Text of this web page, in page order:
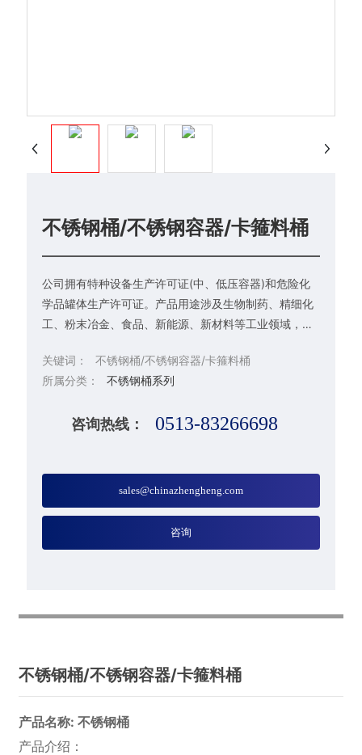
不锈钢桶/不锈钢容器/卡箍料桶
公司拥有特种设备生产许可证(中、低压容器)和危险化
学品罐体生产许可证。产品用途涉及生物制药、精细化
工、粉末冶金、食品、新能源、新材料等工业领域，可
关键词：
不锈钢桶/不锈钢容器/卡箍料桶
所属分类：
不锈钢桶系列
咨询热线： 0513-83266698
sales@chinazhengheng.com
咨询
不锈钢桶/不锈钢容器/卡箍料桶
产品名称: 不锈钢桶
产品介绍：